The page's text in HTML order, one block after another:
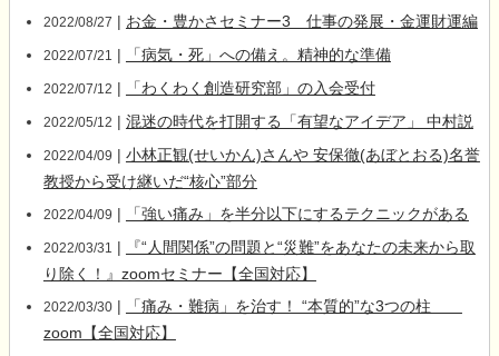
2022/08/27 | お金・豊かさセミナー3 仕事の発展・金運財運編
2022/07/21 | 「病気・死」への備え。精神的な準備
2022/07/12 | 「わくわく創造研究部」の入会受付
2022/05/12 | 混迷の時代を打開する「有望なアイデア」 中村説
2022/04/09 | 小林正観(せいかん)さんや 安保徹(あぼとおる)名誉
教授から受け継いだ“核心”部分
2022/04/09 | 「強い痛み」を半分以下にするテクニックがある
2022/03/31 |
『“人間関係”の問題と“災難”をあなたの未来から取
り除く！』zoomセミナー【全国対応】
2022/03/30|
「痛み・難病」を治す！ “本質的”な3つの柱
zoom【全国対応】